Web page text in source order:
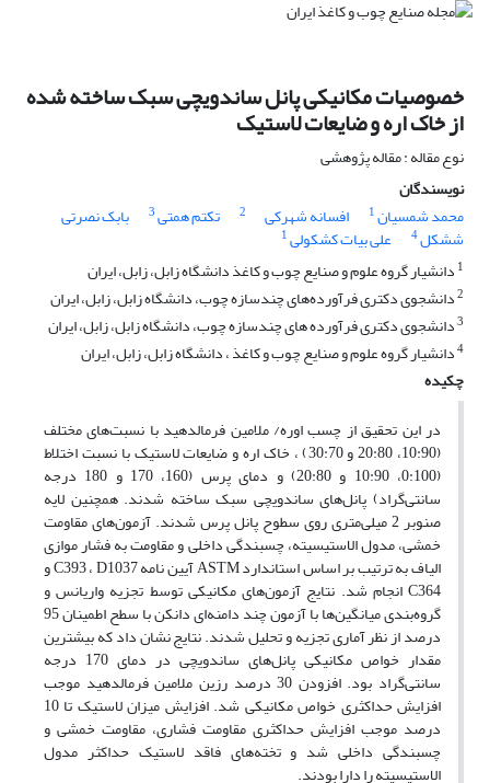
خصوصیات مکانیکی پانل ساندویچی سبک ساخته شده
از خاک اره و ضایعات لاستیک
نوع مقاله : مقاله پژوهشی
نویسندگان
محمد شمسیان1 افسانه شهرکی 2 تکتم همتی3 بابک نصرتی
ششکل4 علی بیات کشکولی1
1 دانشیار گروه علوم و صنایع چوب و کاغذ دانشگاه زابل، زابل، ایران
2دانشجوی دکتری فرآورده‌های چندسازه چوب، دانشگاه زابل، زابل، ایران
3دانشجوی دکتری فرآورده های چندسازه چوب، دانشگاه زابل، زابل، ایران
4دانشیار گروه علوم و صنایع چوب و کاغذ ، دانشگاه زابل، زابل، ایران
چکیده
در این تحقیق از چسب اوره/ ملامین فرمالدهید با نسبت‌های مختلف
(10:90، 20:80 و 30:70) ، خاک اره و ضایعات لاستیک با نسبت اختلاط
(0:100، 10:90 و 20:80) و دمای پرس (160، 170 و 180 درجه
سانتی‌گراد) پانل‌های ساندویچی سبک ساخته شدند. همچنین لایه
صنوبر 2 میلی‌متری روی سطوح پانل پرس شدند. آزمون‌های مقاومت
خمشی، مدول الاستیسیته، چسبندگی داخلی و مقاومت به فشار موازی
الیاف به ترتیب بر اساس استاندارد ASTM آیین نامه C393 ، D1037 و
C364 انجام شد. نتایج آزمون‌های مکانیکی توسط تجزیه واریانس و
گروه‌بندی میانگین‌ها با آزمون چند دامنه‌ای دانکن با سطح اطمینان 95
درصد از نظر آماری تجزیه و تحلیل شدند. نتایج نشان داد که بیشترین
مقدار خواص مکانیکی پانل‌های ساندویچی در دمای 170 درجه
سانتی‌گراد بود. افزودن 30 درصد رزین ملامین فرمالدهید موجب
افزایش حداکثری خواص مکانیکی شد. افزایش میزان لاستیک تا 10
درصد موجب افزایش حداکثری مقاومت فشاری، مقاومت خمشی و
چسبندگی داخلی شد و تخته‌های فاقد لاستیک حداکثر مدول
الاستیسیته را دارا بودند.